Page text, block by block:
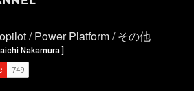
/ Power Platform / その他